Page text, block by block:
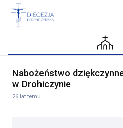
Nabożeństwo
w Drohiczynie
26 lat temu